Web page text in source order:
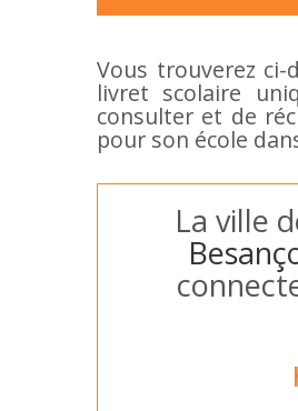
Vous trouverez
livret scolaire
consulter et de
pour son école
La ville